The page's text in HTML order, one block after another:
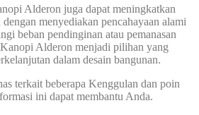
Alderon juga dapat meningkatkan
menyediakan pencahayaan alami
beban pendinginan atau pemanasan
Alderon menjadi pilihan yang
dalam desain bangunan.
terkait beberapa Kenggulan dan poin
ini dapat membantu Anda.